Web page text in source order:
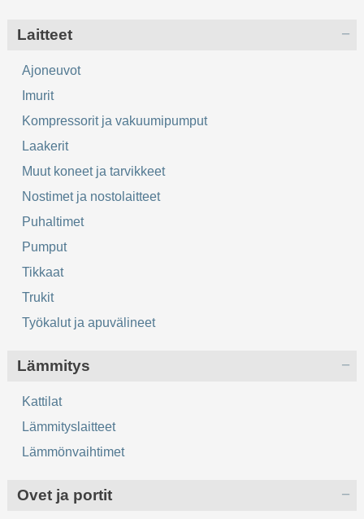
Laitteet
Ajoneuvot
Imurit
Kompressorit ja vakuumipumput
Laakerit
Muut koneet ja tarvikkeet
Nostimet ja nostolaitteet
Puhaltimet
Pumput
Tikkaat
Trukit
Työkalut ja apuvälineet
Lämmitys
Kattilat
Lämmityslaitteet
Lämmönvaihtimet
Ovet ja portit